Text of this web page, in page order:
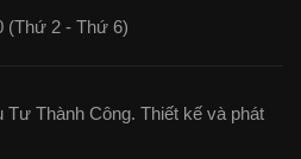
(Thứ 2 - Thứ 6)
Thành Công. Thiết kế và phát